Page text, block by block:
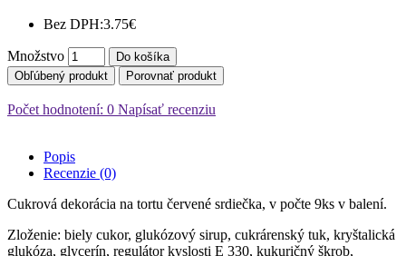
Bez DPH:3.75€
Množstvo
Do košíka
Obľúbený produkt
Porovnať produkt
Počet hodnotení: 0 Napísať recenziu
Popis
Recenzie (0)
Cukrová dekorácia na tortu červené srdiečka, v počte 9ks v balení.
Zloženie: biely cukor, glukózový sirup, cukrárenský tuk, kryštalická
glukóza, glycerín, regulátor kyslosti E 330, kukuričný škrob,